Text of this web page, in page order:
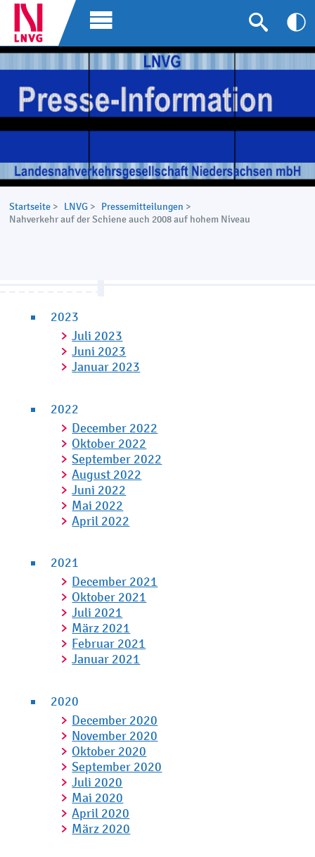
Startseite > LNVG > Pressemitteilungen >
Nahverkehr auf der Schiene auch 2008 auf hohem Niveau
2023
Juli 2023
Juni 2023
Januar 2023
2022
December 2022
Oktober 2022
September 2022
August 2022
Juni 2022
Mai 2022
April 2022
2021
December 2021
Oktober 2021
Juli 2021
März 2021
Februar 2021
Januar 2021
2020
December 2020
November 2020
Oktober 2020
September 2020
Juli 2020
Mai 2020
April 2020
März 2020